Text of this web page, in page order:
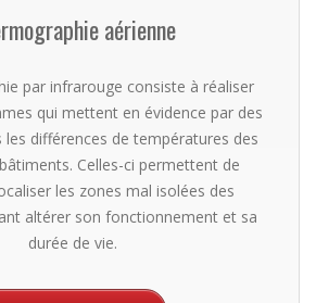
aérienne
par infrarouge consiste à réaliser
qui mettent en évidence par des
les différences de températures des
Celles-ci permettent de
les zones mal isolées des
altérer son fonctionnement et sa
durée de vie.